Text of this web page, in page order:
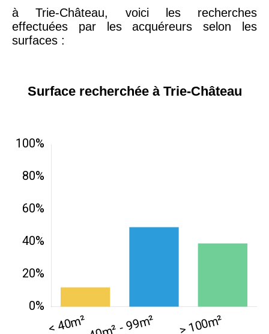
à Trie-Château, voici les recherches
effectuées par les acquéreurs selon les
surfaces :
Surface recherchée à Trie-Château